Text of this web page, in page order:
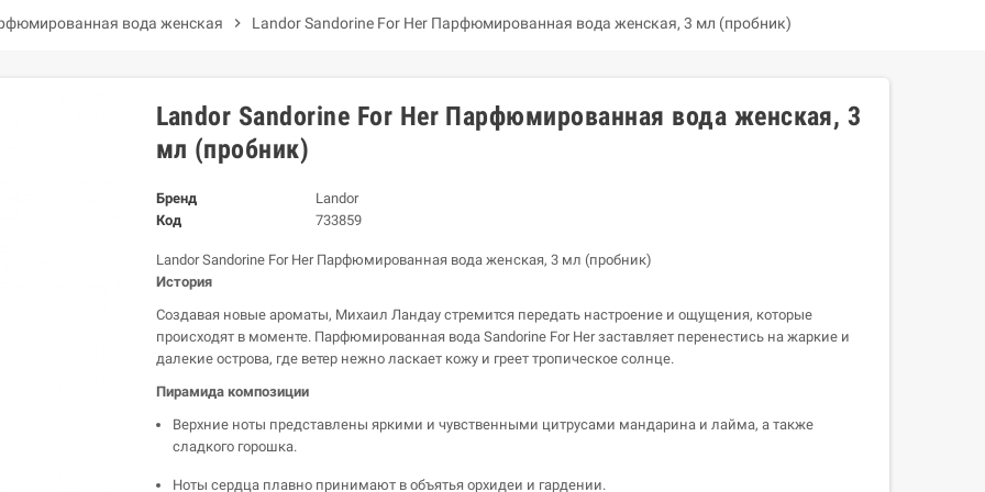
вода женская chevron_right Landor Sandorine For Her Парфюмированная вода женская, 3 мл (пробник)
Landor Sandorine For Her Парфюмированная вода женская, 3
мл (пробник)
Бренд
Landor
Код
733859
Landor Sandorine For Her Парфюмированная вода женская, 3 мл (пробник)
История
Создавая новые ароматы, Михаил Ландау стремится передать настроение и ощущения, которые
происходят в моменте. Парфюмированная вода Sandorine For Her заставляет перенестись на жаркие и
далекие острова, где ветер нежно ласкает кожу и греет тропическое солнце.
Пирамида композиции
Верхние ноты представлены яркими и чувственными цитрусами мандарина и лайма, а также
сладкого горошка.
Ноты сердца плавно принимают в объятья орхидеи и гардении.